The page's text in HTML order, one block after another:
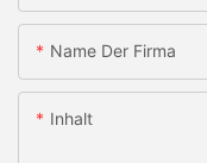
Name Der Firma
Inhalt